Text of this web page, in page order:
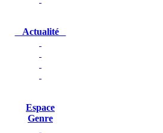
Actualité
Espace
Genre